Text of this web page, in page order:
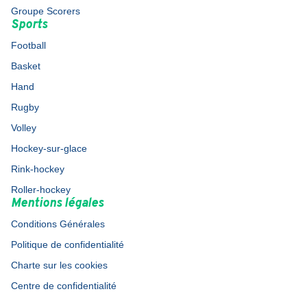
Groupe Scorers
Sports
Football
Basket
Hand
Rugby
Volley
Hockey-sur-glace
Rink-hockey
Roller-hockey
Mentions légales
Conditions Générales
Politique de confidentialité
Charte sur les cookies
Centre de confidentialité